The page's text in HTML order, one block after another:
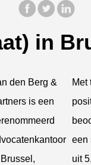
in
den Berg &
is een
Met
een
uit